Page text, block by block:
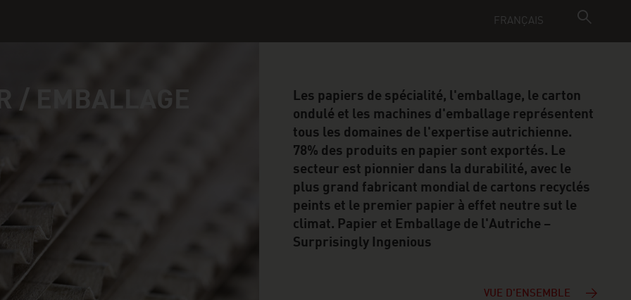
FRANÇAIS
/ EMBALLAGE
Les papiers de spécialité, l'emballage, le carton
ondulé et les machines d'emballage représentent
tous les domaines de l'expertise autrichienne.
78% des produits en papier sont exportés. Le
secteur est pionnier dans la durabilité, avec le
plus grand fabricant mondial de cartons recyclés
peints et le premier papier à effet neutre sut le
climat. Papier et Emballage de l'Autriche –
Surprisingly Ingenious
VUE D'ENSEMBLE